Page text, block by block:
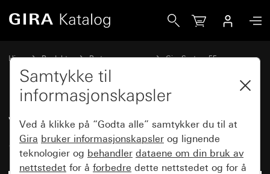
Hjem Produkter Bryterprogrammer
Gira System 55
Vippesett for bussystemer
Vippesett dobbelt Plus skrivbar
System 55
Samtykke til
informasjonskapsler
Ved å klikke på “Godta alle” samtykker du til at
Gira bruker informasjonskapsler og lignende
teknologier og behandler dataene om din bruk av
nettstedet for å forbedre dette nettstedet og for å